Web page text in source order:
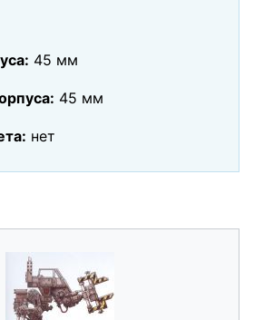
45 мм
45 мм
нет